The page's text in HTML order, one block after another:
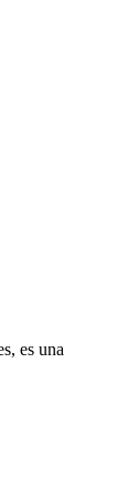
es una